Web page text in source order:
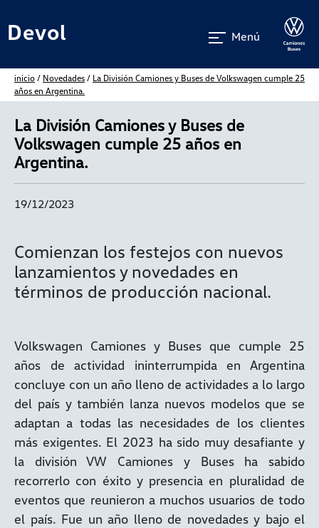
Devol Menú
inicio / Novedades / La División Camiones y Buses de Volkswagen cumple 25
años en Argentina.
La División Camiones y Buses de
Volkswagen cumple 25 años en
Argentina.
19/12/2023
Comienzan los festejos con nuevos
lanzamientos y novedades en
términos de producción nacional.
Volkswagen Camiones y Buses que cumple 25
años de actividad ininterrumpida en Argentina
concluye con un año lleno de actividades a lo largo
del país y también lanza nuevos modelos que se
adaptan a todas las necesidades de los clientes
más exigentes. El 2023 ha sido muy desafiante y
la división VW Camiones y Buses ha sabido
recorrerlo con éxito y presencia en pluralidad de
eventos que reunieron a muchos usuarios de todo
el país. Fue un año lleno de novedades y bajo el